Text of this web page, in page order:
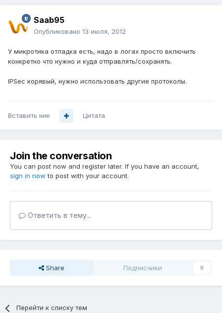
Saab95
Опубликовано 13 июля, 2012
У микротика отладка есть, надо в логах просто включить
конкретно что нужно и куда отправлять/сохранять.
IPSec корявый, нужно использовать другие протоколы.
Вставить ник Цитата
Join the conversation
You can post now and register later. If you have an account,
sign in now to post with your account.
Ответить в тему...
Share Подписчики 0
Перейти к списку тем